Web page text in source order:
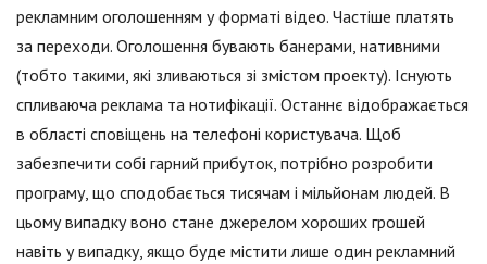
рекламним оголошенням у форматі відео. Частіше платять
за переходи. Оголошення бувають банерами, нативними
(тобто такими, які зливаються зі змістом проекту). Існують
спливаюча реклама та нотифікації. Останнє відображається
в області сповіщень на телефоні користувача. Щоб
забезпечити собі гарний прибуток, потрібно розробити
програму, що сподобається тисячам і мільйонам людей. В
цьому випадку воно стане джерелом хороших грошей
навіть у випадку, якщо буде містити лише один рекламний